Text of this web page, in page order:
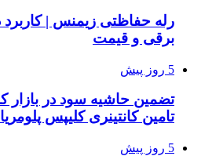
رله حفاظتی زیمنس |
برقی و قیمت
5 روز پیش
تضمین حاشیه سود در بازار
تامین کانتینری کلیپس
5 روز پیش